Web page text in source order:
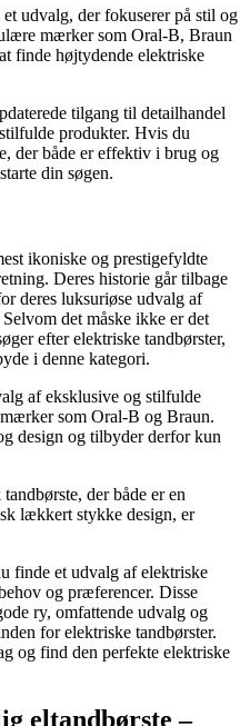
udvalg, der fokuserer på stil og
mærker som Oral-B, Braun
finde højtydende elektriske
tilgang til detailhandel
produkter. Hvis du
der både er effektiv i brug og
din søgen.
ikoniske og prestigefyldte
Deres historie går tilbage
deres luksuriøse udvalg af
det måske ikke er det
efter elektriske tandbørster,
i denne kategori.
af eksklusive og stilfulde
som Oral-B og Braun.
design og tilbyder derfor kun
der både er en
lækkert stykke design, er
finde et udvalg af elektriske
og præferencer. Disse
ry, omfattende udvalg og
for elektriske tandbørster.
og find den perfekte elektriske
eltandbørste –